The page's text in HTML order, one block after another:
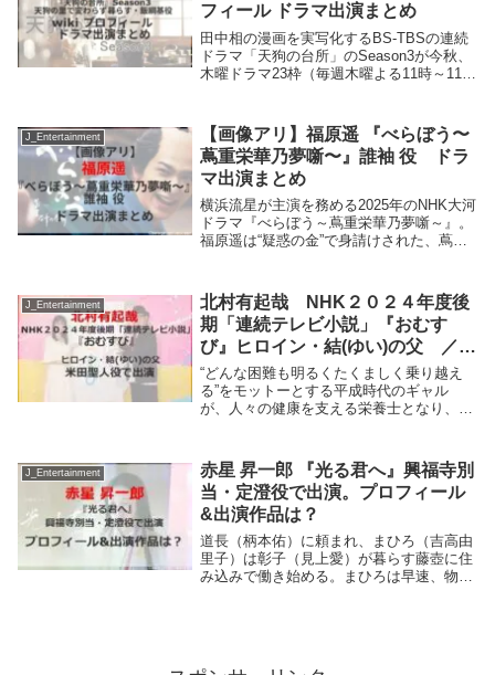
フィール ドラマ出演まとめ
田中相の漫画を実写化するBS-TBSの連続
ドラマ「天狗の台所」のSeason3が今秋、
木曜ドラマ23枠（毎週木曜よる11時～11時
立つ料理と四季折々の美しい映像で...
J_Entertainment
【画像アリ】福原遥 『べらぼう〜
蔦重栄華乃夢噺〜』誰袖 役 ドラ
マ出演まとめ
横浜流星が主演を務める2025年のNHK大河
ドラマ『べらぼう～蔦重栄華乃夢噺～』。
福原遥は“疑惑の金”で身請けされた、蔦重
役横浜流星が主演を務める2025年のNH...
J_Entertainment
北村有起哉 NHK２０２４年度後
期「連続テレビ小説」『おむす
び』ヒロイン・結(ゆい)の父 ／
米田聖人役で出演。
“どんな困難も明るくたくましく乗り越え
る”をモットーとする平成時代のギャル
が、人々の健康を支える栄養士となり、現
なもの(縁・人・時代)を次々とむすんでい
く、“平成青春...
J_Entertainment
赤星 昇一郎 『光る君へ』興福寺別
当・定澄役で出演。プロフィール
&出演作品は？
道長（柄本佑）に頼まれ、まひろ（吉高由
里子）は彰子（見上愛）が暮らす藤壺に住
み込みで働き始める。まひろは早速、物語